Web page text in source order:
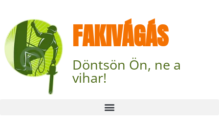
FAKIVÁGÁS
Döntsön Ön, ne a
vihar!